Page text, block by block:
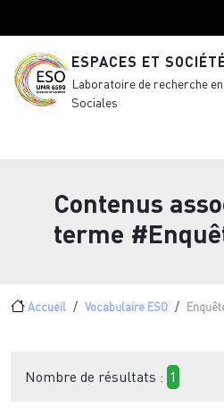
ESPACES ET
Laboratoire de recherche
Sociales
Contenus
terme
Fil d'Ariane
Accueil Vocabulaire ESO
Nombre de résultats : 1